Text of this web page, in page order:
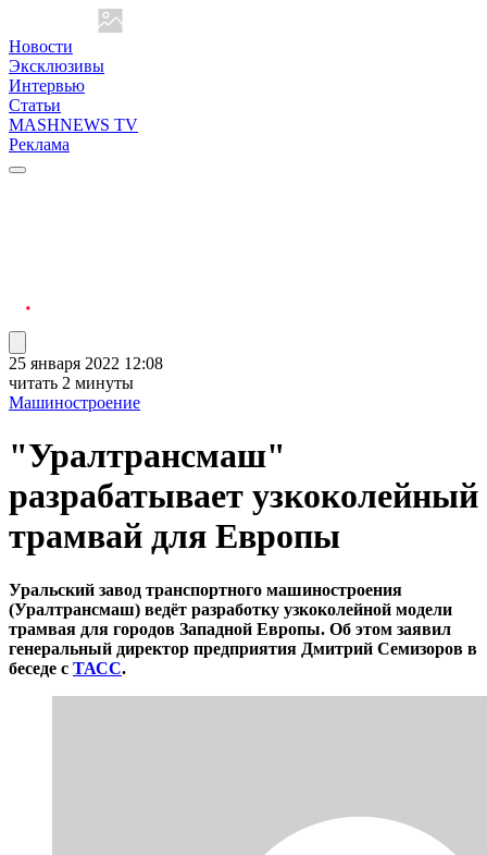
Новости
Эксклюзивы
Интервью
Статьи
MASHNEWS TV
Реклама
25 января 2022 12:08
читать 2 минуты
Машиностроение
"Уралтрансмаш"
разрабатывает узкоколейный
трамвай для Европы
Уральский завод транспортного машиностроения
(Уралтрансмаш) ведёт разработку узкоколейной модели
трамвая для городов Западной Европы. Об этом заявил
генеральный директор предприятия Дмитрий Семизоров в
беседе с ТАСС.